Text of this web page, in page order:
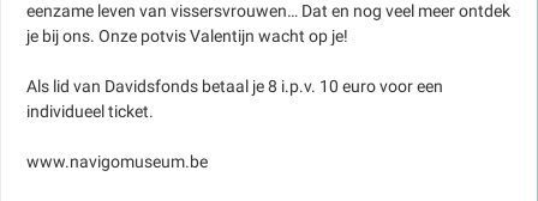
eenzame leven van vissersvrouwen… Dat en nog veel meer ontdek
je bij ons. Onze potvis Valentijn wacht op je!
Als lid van Davidsfonds betaal je 8 i.p.v. 10 euro voor een
individueel ticket.
www.navigomuseum.be